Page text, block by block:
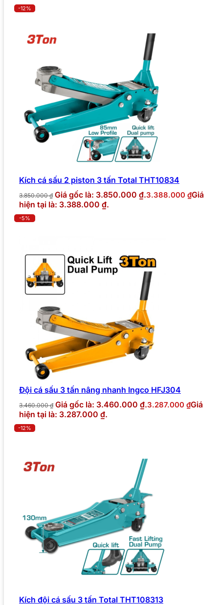
-12%
Kích cá sấu 2 piston 3 tấn Total THT10834
3.850.000₫ Giá gốc là: 3.850.000 ₫.3.388.000 ₫Giá
hiện tại là: 3.388.000 ₫.
-5%
Đội cá sấu 3 tấn nâng nhanh Ingco HFJ304
3.460.000₫ Giá gốc là: 3.460.000 ₫.3.287.000 ₫Giá
hiện tại là: 3.287.000 ₫.
-12%
Kích đội cá sấu 3 tấn Total THT108313